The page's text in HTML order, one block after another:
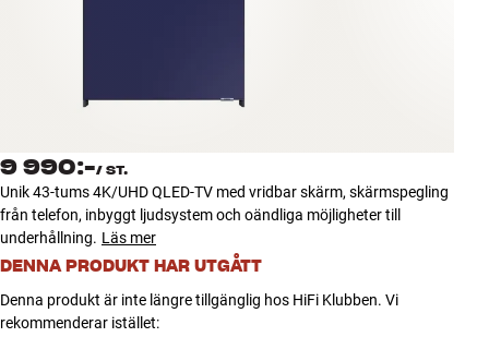
NYHETER
ERBJUDANDEN
Hitta Butik
Kundtjänst
9 990:-/ ST.
Unik 43-tums 4K/UHD QLED-TV med vridbar skärm, skärmspegling
från telefon, inbyggt ljudsystem och oändliga möjligheter till
underhållning. Läs mer
DENNA PRODUKT HAR UTGÅTT
Denna produkt är inte längre tillgänglig hos HiFi Klubben. Vi
rekommenderar istället: